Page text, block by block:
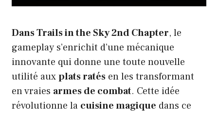
Dans Trails in the Sky 2nd Chapter, le
gameplay s’enrichit d’une mécanique
innovante qui donne une toute nouvelle
utilité auxplats ratés en les transformant
en vraies armes de combat. Cette idée
révolutionne la cuisine magique dans ce